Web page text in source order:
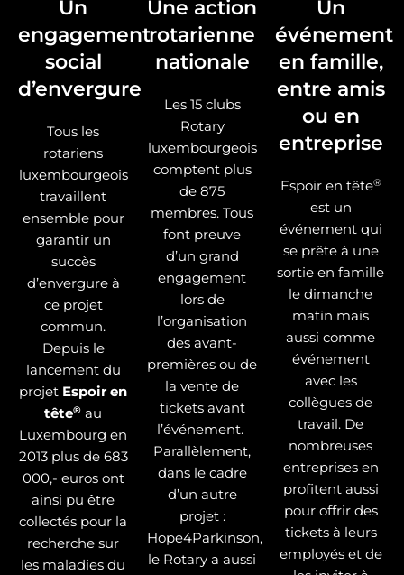
Un
engagement
social
d’envergure
Tous les
rotariens
luxembourgeois
travaillent
ensemble pour
garantir un
succès
d’envergure à
ce projet
commun.
Depuis le
lancement du
projet Espoir en
tête® au
Luxembourg en
2013 plus de 683
000,- euros ont
ainsi pu être
collectés pour la
recherche sur
les maladies du
Une action
rotarienne
nationale
Les 15 clubs
Rotary
luxembourgeois
comptent plus
de 875
membres. Tous
font preuve
d’un grand
engagement
lors de
l’organisation
des avant-
premières ou de
la vente de
tickets avant
l’événement.
Parallèlement,
dans le cadre
d’un autre
projet :
Hope4Parkinson,
le Rotary a aussi
Un
événement
en famille,
entre amis
ou en
entreprise
Espoir en tête®
est un
événement qui
se prête à une
sortie en famille
le dimanche
matin mais
aussi comme
événement
avec les
collègues de
travail. De
nombreuses
entreprises en
profitent aussi
pour offrir des
tickets à leurs
employés et de